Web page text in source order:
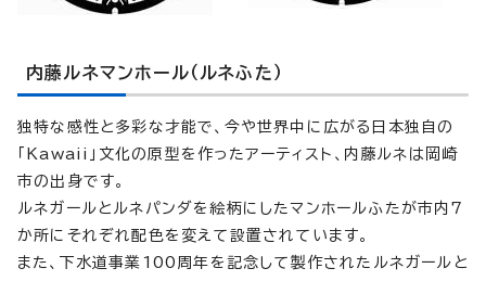
内藤ルネマンホール（ルネふた）
独特な感性と多彩な才能で、今や世界中に広がる日本独自の
「Kawaii」文化の原型を作ったアーティスト、内藤ルネは岡崎
市の出身です。
ルネガールとルネパンダを絵柄にしたマンホールふたが市内7
か所にそれぞれ配色を変えて設置されています。
また、下水道事業100周年を記念して製作されたルネガールと